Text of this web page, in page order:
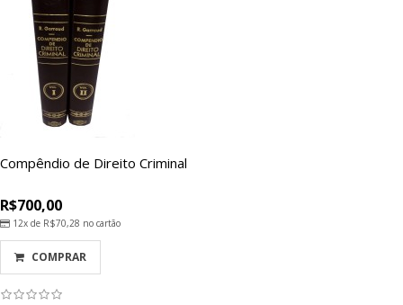
Compêndio de Direito Criminal
R$700,00
12x de R$70,28 no cartão
COMPRAR